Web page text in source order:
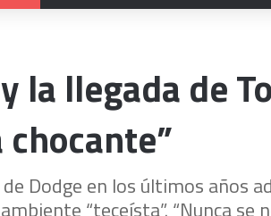
la llegada de
Dodge en los últimos años
“teceísta”. “Nunca se